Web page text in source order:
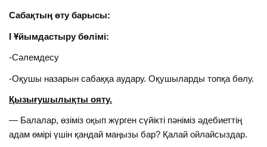
Сабақтың өту барысы:
І Ұйымдастыру бөлімі:
-Сәлемдесу
-Оқушы назарын сабаққа аудару. Оқушыларды топқа бөлу.
Қызығушылықты ояту.
— Балалар, өзіміз оқып жүрген сүйікті пәніміз әдебиеттің
адам өмірі үшін қандай маңызы бар? Қалай ойлайсыздар.